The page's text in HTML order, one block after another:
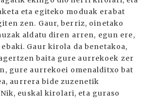
eta egiteko moduak erabat
zen. Gaur, berriz, oinetako
aldatu diren arren, egun ere,
Gaur kirola da benetakoa,
baita gure aurrekoek zer
gure aurrekoei omenalditxo bat
aurrera bide zuzenetik
euskal kirolari, eta guraso